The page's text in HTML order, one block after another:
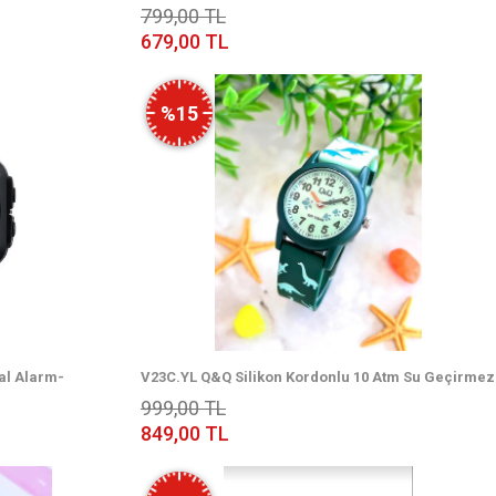
Saati
Kronometre-Led Işık Spor Kasa Çoçuk Kol Saati
CPT.X059
799,00 TL
679,00 TL
Alarm-
Kol Saati
%15
V23C.YL Q&Q Silikon Kordonlu 10 Atm Su Geçirmez
Unisex Çocuk Kol Saati
999,00 TL
849,00 TL